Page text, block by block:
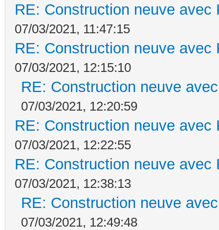
RE: Construction neuve avec
07/03/2021, 11:47:15
RE: Construction neuve avec
07/03/2021, 12:15:10
RE: Construction neuve
07/03/2021, 12:20:59
RE: Construction neuve avec
07/03/2021, 12:22:55
RE: Construction neuve avec
07/03/2021, 12:38:13
RE: Construction neuve
07/03/2021, 12:49:48